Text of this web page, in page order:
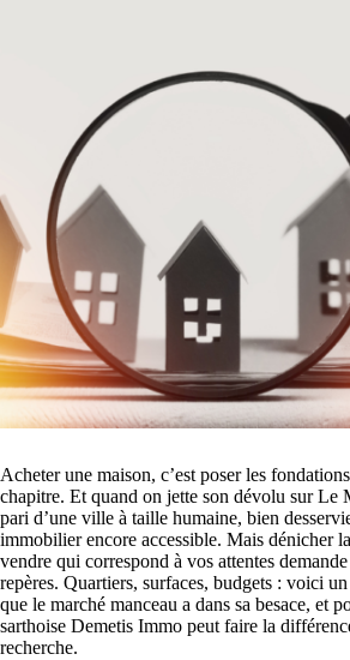
Acheter une maison, c’est poser les
chapitre. Et quand on jette son dévolu sur Le
pari d’une ville à taille humaine, bien
immobilier encore accessible. Mais dénicher
vendre qui correspond à vos attentes
repères. Quartiers, surfaces, budgets : voici
que le marché manceau a dans sa besace, et
sarthoise Demetis Immo peut faire la
recherche.